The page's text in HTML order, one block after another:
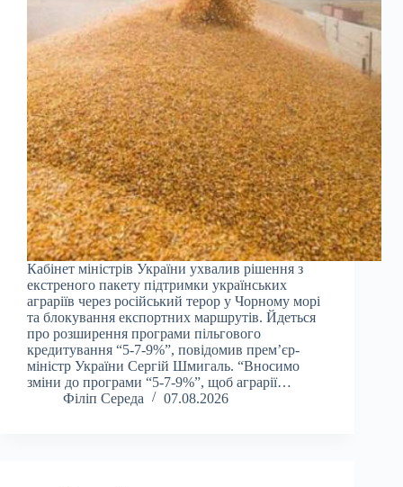
Кабінет міністрів України ухвалив рішення з
екстреного пакету підтримки українських
аграріїв через російський терор у Чорному морі
та блокування експортних маршрутів. Йдеться
про розширення програми пільгового
кредитування “5-7-9%”, повідомив прем’єр-
міністр України Сергій Шмигаль. “Вносимо
зміни до програми “5-7-9%”, щоб аграрії…
Філіп Середа
07.08.2026